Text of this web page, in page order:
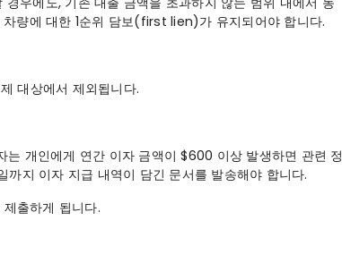
량에 대한 1순위 담보(first lien)가 유지되어야 합니다.
대상에서 제외됩니다.
개인에게 연간 이자 금액이 $600 이상 발생하면 관련 정
까지 이자 지급 내역이 담긴 문서를 발송해야 합니다.
출하게 됩니다.